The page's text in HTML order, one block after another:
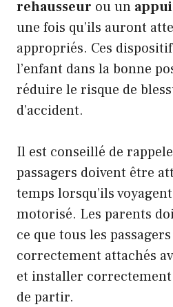
rehausseur ou un
une fois qu’ils auront
appropriés. Ces
l’enfant dans la bonne
réduire le risque de
d’accident.
Il est conseillé de
passagers doivent être
temps lorsqu’ils
motorisé. Les parents
ce que tous les
correctement attachés
et installer correctement
de partir.